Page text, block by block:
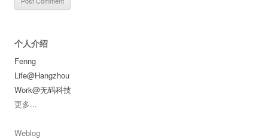
个人介绍
Fenng
Life@Hangzhou
Work@无码科技
更多...
Weblog